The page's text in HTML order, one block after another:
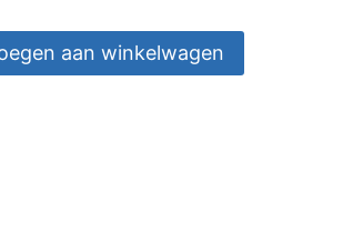
aan winkelwagen